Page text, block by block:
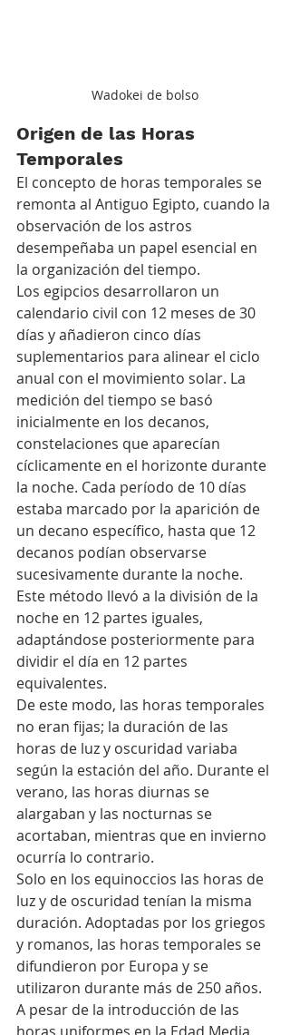
Wadokei de bolso
Origen de las Horas
Temporales
El concepto de horas temporales se
remonta al Antiguo Egipto, cuando la
observación de los astros
desempeñaba un papel esencial en
la organización del tiempo.
Los egipcios desarrollaron un
calendario civil con 12 meses de 30
días y añadieron cinco días
suplementarios para alinear el ciclo
anual con el movimiento solar. La
medición del tiempo se basó
inicialmente en los decanos,
constelaciones que aparecían
cíclicamente en el horizonte durante
la noche. Cada período de 10 días
estaba marcado por la aparición de
un decano específico, hasta que 12
decanos podían observarse
sucesivamente durante la noche.
Este método llevó a la división de la
noche en 12 partes iguales,
adaptándose posteriormente para
dividir el día en 12 partes
equivalentes.
De este modo, las horas temporales
no eran fijas; la duración de las
horas de luz y oscuridad variaba
según la estación del año. Durante el
verano, las horas diurnas se
alargaban y las nocturnas se
acortaban, mientras que en invierno
ocurría lo contrario.
Solo en los equinoccios las horas de
luz y de oscuridad tenían la misma
duración. Adoptadas por los griegos
y romanos, las horas temporales se
difundieron por Europa y se
utilizaron durante más de 250 años.
A pesar de la introducción de las
horas uniformes en la Edad Media,